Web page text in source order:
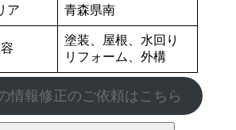
ア 青森県南
塗装、屋根、水回り
リフォーム、外構
情報修正のご依頼はこちら